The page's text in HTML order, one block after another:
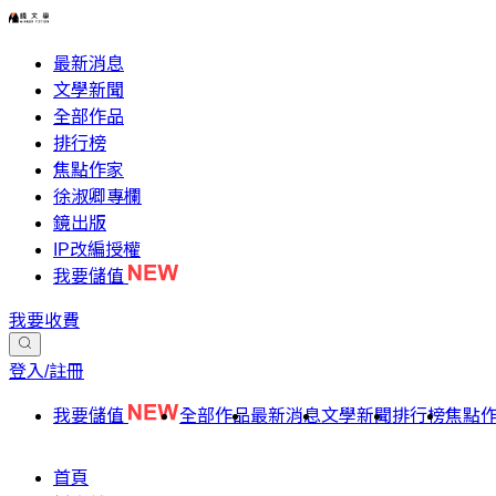
最新消息
文學新聞
全部作品
排行榜
焦點作家
徐淑卿專欄
鏡出版
IP改編授權
我要儲值
我要收費
登入/註冊
我要儲值 全部作品最新消息文學新聞排行榜焦點
首頁